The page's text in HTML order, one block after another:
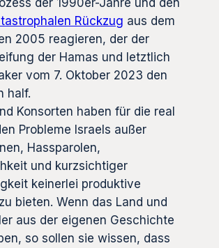
Rückzug aus dem
2005 reagieren, der der
der Hamas und letztlich
vom 7. Oktober 2023 den
half.
Konsorten haben für die real
Probleme Israels außer
Hassparolen,
und kurzsichtiger
keinerlei produktive
bieten. Wenn das Land und
aus der eigenen Geschichte
so sollen sie wissen, dass